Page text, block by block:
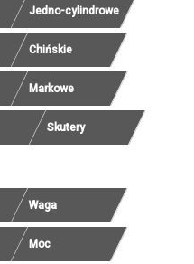
Jedno-cylindrowe
Chińskie
Markowe
Skutery
Waga
Moc